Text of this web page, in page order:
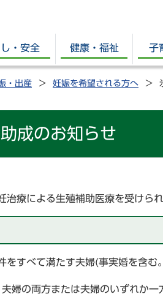
・安全 健康・福祉 子
・出産 妊娠を希望される方へ
成のお知らせ
治療による生殖補助医療を受けら
をすべて満たす夫婦(事実婚を含む
婦の両方または夫婦のいずれか